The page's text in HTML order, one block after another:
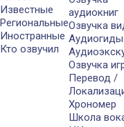
Известные
Региональные
Иностранные
Кто озвучил
аудиокниг
Озвучка
Озвучка
Перевод /
Хрономер
Школа